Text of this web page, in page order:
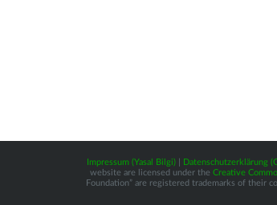
Impressum (Yasal Bilgi) Datenschutzerklärung
website are licensed under the Creative
Foundation” are registered trademarks of their